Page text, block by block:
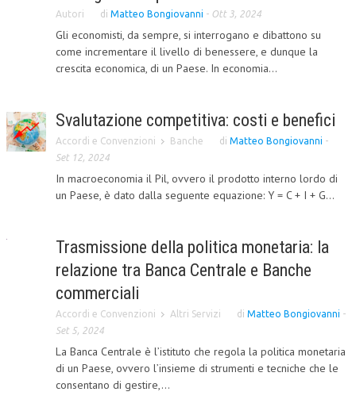
Autori di Matteo Bongiovanni - Ott 3, 2024
Gli economisti, da sempre, si interrogano e dibattono su
come incrementare il livello di benessere, e dunque la
crescita economica, di un Paese. In economia...
Svalutazione competitiva: costi e benefici
Accordi e Convenzioni Banche di Matteo Bongiovanni -
Set 12, 2024
In macroeconomia il Pil, ovvero il prodotto interno lordo di
un Paese, è dato dalla seguente equazione: Y = C + I + G...
Trasmissione della politica monetaria: la
relazione tra Banca Centrale e Banche
commerciali
Accordi e Convenzioni Altri Servizi di Matteo Bongiovanni -
Set 5, 2024
La Banca Centrale è l’istituto che regola la politica monetaria
di un Paese, ovvero l’insieme di strumenti e tecniche che le
consentano di gestire,...